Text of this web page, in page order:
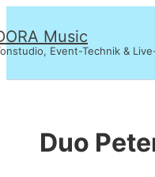
Zum
Music
Event-Technik &
Duo